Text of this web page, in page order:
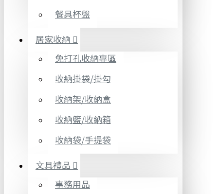
餐具杯盤
居家收納
免打孔收納專區
收納掛袋/掛勾
收納架/收納盒
收納籃/收納箱
收納袋/手提袋
文具禮品
事務用品